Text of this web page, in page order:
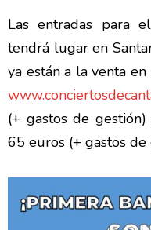
Las entradas para
tendrá lugar en
ya están a la venta en
(+ gastos de
65 euros (+ gastos de